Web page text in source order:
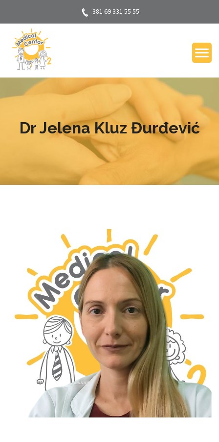
381 69 331 55 55
Dr Jelena Kluz Đurđević